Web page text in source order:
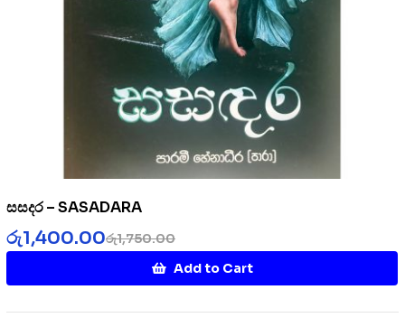
සසදර – SASADARA
රු1,750.00
රු1,400.00
Add to Cart